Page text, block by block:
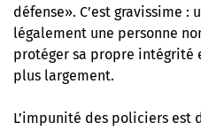
défense». C’est gravissime
légalement une personne
protéger sa propre intégrité
plus largement.
L’impunité des policiers est